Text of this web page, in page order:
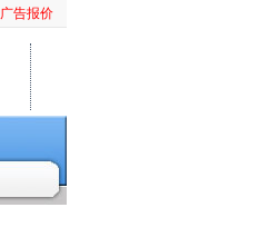
广告报价